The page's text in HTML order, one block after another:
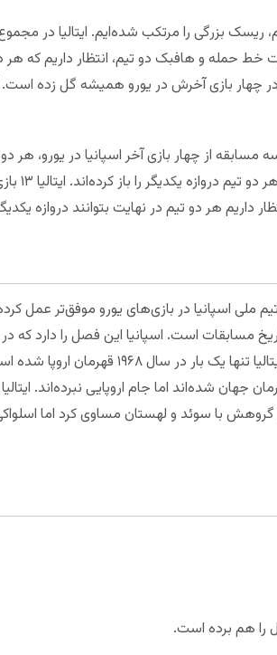
بزرگی را مرتکب شده‌ایم. ایتالیا در مجموع
حمله و هافبک دو تیم، انتظار داریم که
چهار بازی آخرش در یورو همیشه گل زده است.
از چهار بازی آخر اسپانیا در یورو، هر دو
هر دو تیم در نهایت بتوانند دروازه
ملی اسپانیا در بازی‌های یورو موفق‌تر عمل
مسابقات است. اسپانیا این فصل را دارد که در
دو قهرمانی اسپانیا در سال‌های ۲۰۰۸ و ۲۰۱۲ بدست
جهان شده‌اند اما جام اروپایی نبرده‌اند.
با سوئد و لهستان مساوی کرد اما اسلواکی
را هم برده است.